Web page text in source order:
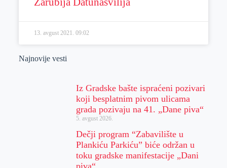
13. avgust 2021. 09:02
Najnovije vesti
Iz Gradske bašte ispraćeni pozivari
koji besplatnim pivom ulicama
grada pozivaju na 41. „Dane piva“
5. avgust 2026.
Dečji program “Zabavilište u
Plankiću Parkiću” biće održan u
toku gradske manifestacije „Dani
piva“